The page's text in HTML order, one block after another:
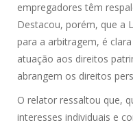
empregadores têm
Destacou, porém, que a
para a arbitragem, é
atuação aos direitos
abrangem os direitos
O relator ressaltou que,
interesses individuais e